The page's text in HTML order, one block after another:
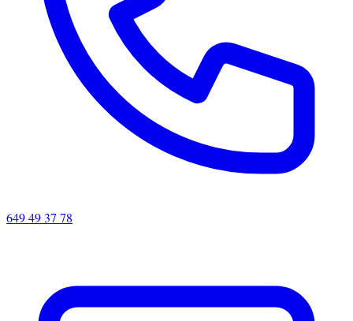
649 49 37 78